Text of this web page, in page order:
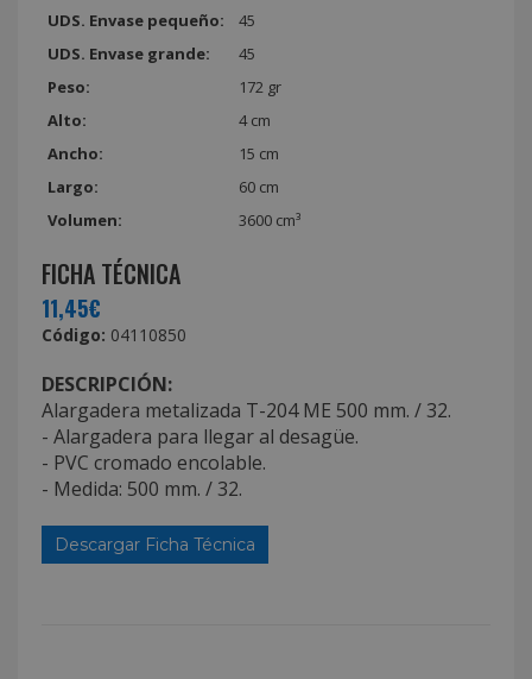
UDS. Envase pequeño:
45
UDS. Envase grande:
45
Peso:
172 gr
Alto:
4 cm
Ancho:
15 cm
Largo:
60 cm
Volumen:
3600 cm³
FICHA TÉCNICA
11,45€
Código: 04110850
DESCRIPCIÓN:
Alargadera metalizada T-204 ME 500 mm. / 32.
- Alargadera para llegar al desagüe.
- PVC cromado encolable.
- Medida: 500 mm. / 32.
Descargar Ficha Técnica